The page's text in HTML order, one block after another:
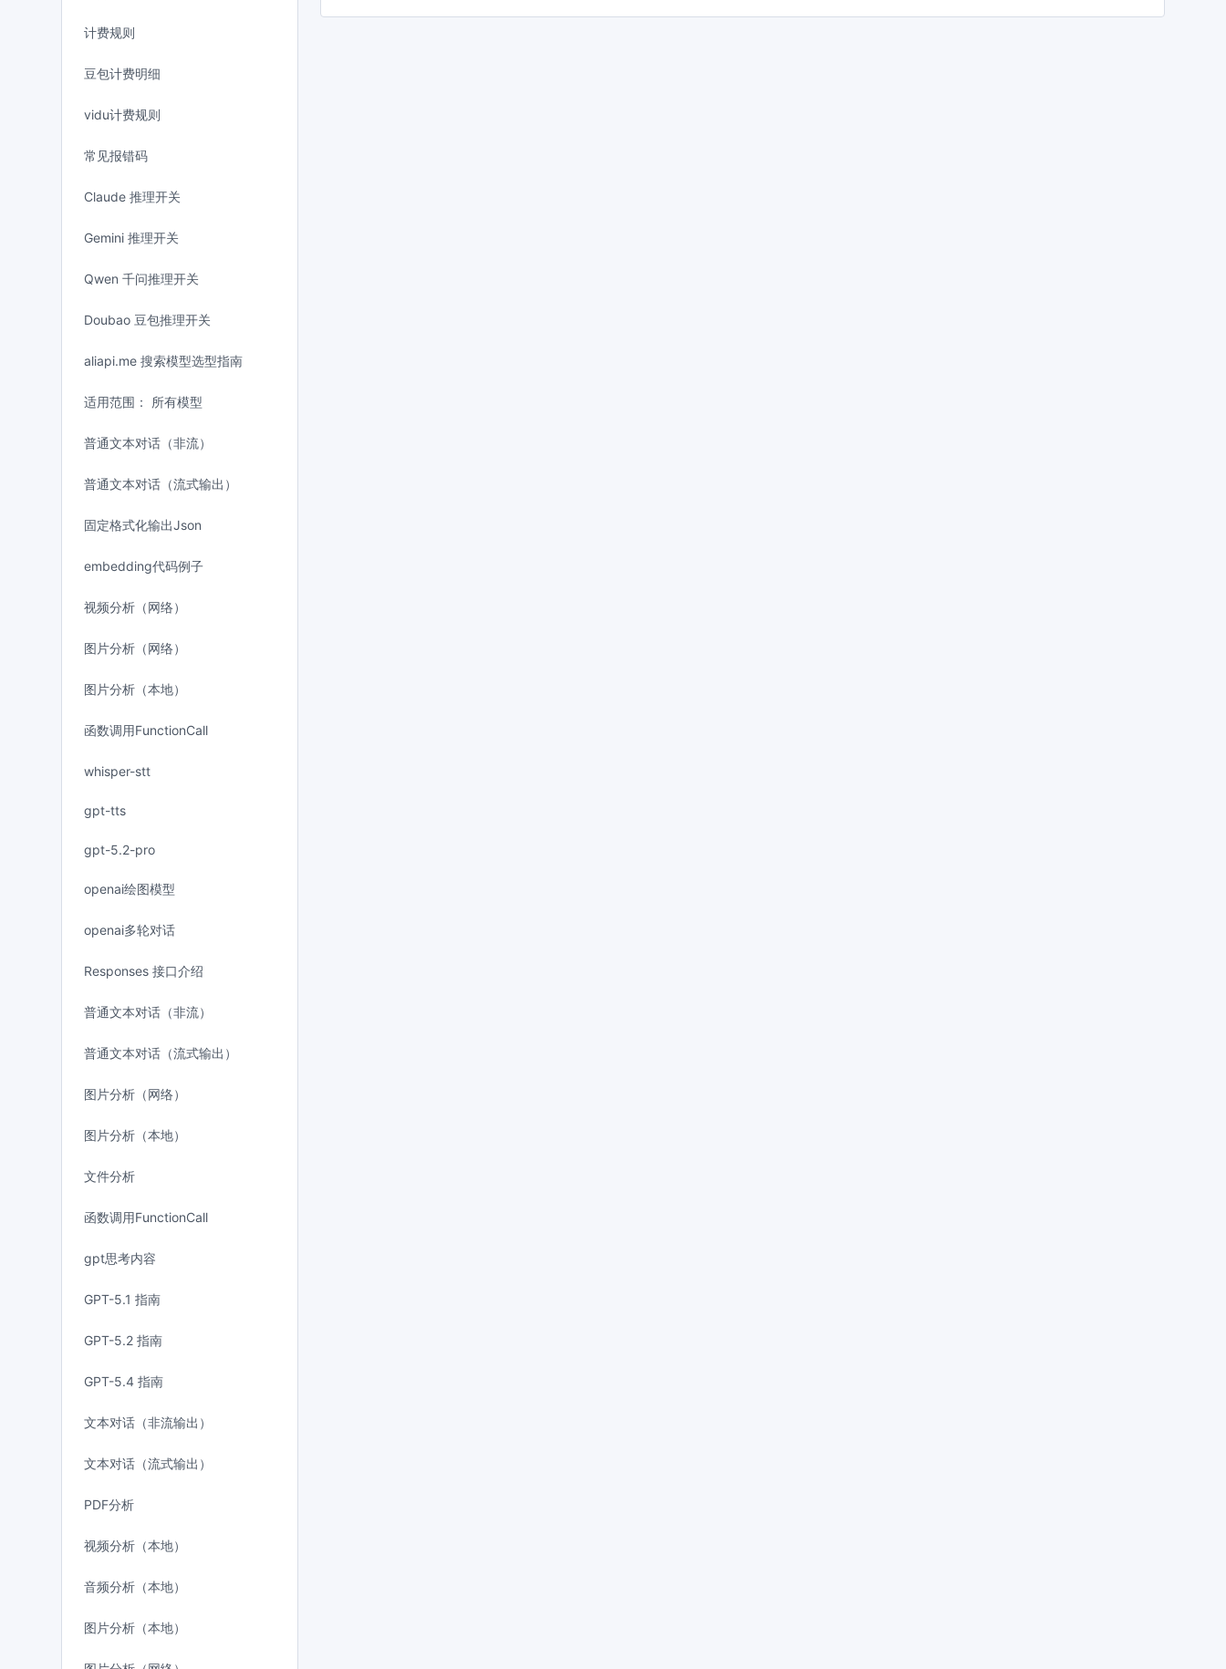
计费规则
豆包计费明细
vidu计费规则
常见报错码
Claude 推理开关
Gemini 推理开关
Qwen 千问推理开关
Doubao 豆包推理开关
aliapi.me 搜索模型选型指南
适用范围： 所有模型
普通文本对话（非流）
普通文本对话（流式输出）
固定格式化输出Json
embedding代码例子
视频分析（网络）
图片分析（网络）
图片分析（本地）
函数调用FunctionCall
whisper-stt
gpt-tts
gpt-5.2-pro
openai绘图模型
openai多轮对话
Responses 接口介绍
普通文本对话（非流）
普通文本对话（流式输出）
图片分析（网络）
图片分析（本地）
文件分析
函数调用FunctionCall
gpt思考内容
GPT-5.1 指南
GPT-5.2 指南
GPT-5.4 指南
文本对话（非流输出）
文本对话（流式输出）
PDF分析
视频分析（本地）
音频分析（本地）
图片分析（本地）